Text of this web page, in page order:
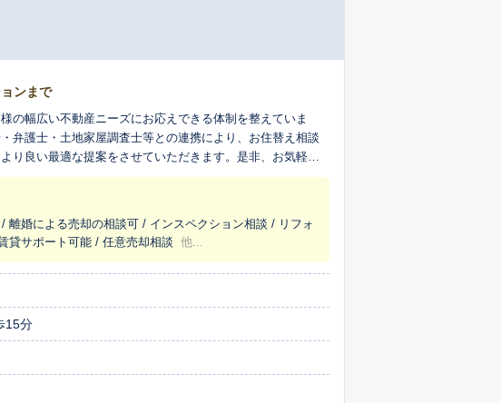
ンまで
の幅広い不動産ニーズにお応えできる体制を整えていま
弁護士・土地家屋調査士等との連携により、お住替え相談
良い最適な提案をさせていただきます。是非、お気軽に
婚による売却の相談可 / インスペクション相談 / リフォ
貸サポート可能 / 任意売却相談
他...
15分